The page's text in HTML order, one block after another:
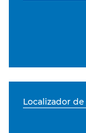
Localizador